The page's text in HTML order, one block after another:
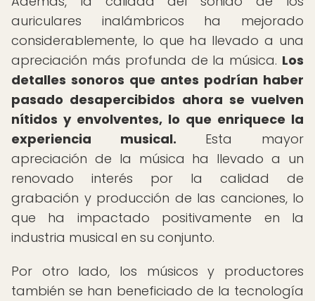
auriculares inalámbricos ha mejorado
considerablemente, lo que ha llevado a una
apreciación más profunda de la música. Los
detalles sonoros que antes podrían haber
pasado desapercibidos ahora se vuelven
nítidos y envolventes, lo que enriquece la
experiencia musical. Esta mayor
apreciación de la música ha llevado a un
renovado interés por la calidad de
grabación y producción de las canciones, lo
que ha impactado positivamente en la
industria musical en su conjunto.
Por otro lado, los músicos y productores
también se han beneficiado de la tecnología